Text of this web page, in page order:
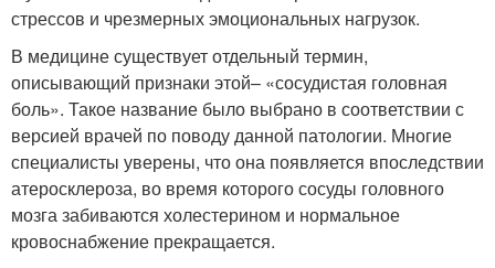
стрессов и чрезмерных эмоциональных нагрузок.
В медицине существует отдельный термин,
описывающий признаки этой– «сосудистая головная
боль». Такое название было выбрано в соответствии с
версией врачей по поводу данной патологии. Многие
специалисты уверены, что она появляется впоследствии
атеросклероза, во время которого сосуды головного
мозга забиваются холестерином и нормальное
кровоснабжение прекращается.